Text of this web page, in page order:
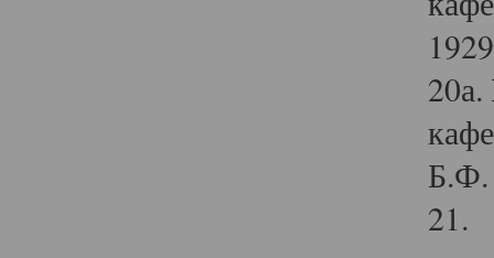
Б.Ф.
21.